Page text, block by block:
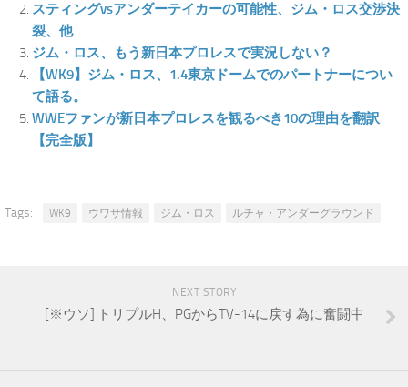
スティングvsアンダーテイカーの可能性、ジム・ロス交渉決
裂、他
ジム・ロス、もう新日本プロレスで実況しない？
【WK9】ジム・ロス、1.4東京ドームでのパートナーについ
て語る。
WWEファンが新日本プロレスを観るべき10の理由を翻訳
【完全版】
Tags: WK9 ウワサ情報 ジム・ロス ルチャ・アンダーグラウンド
NEXT STORY
[※ウソ] トリプルH、PGからTV-14に戻す為に奮闘中